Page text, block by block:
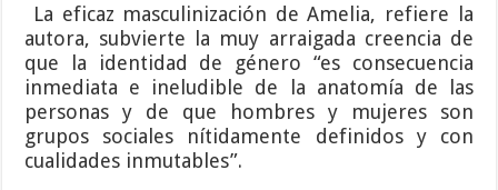
La eficaz masculinización de Amelia, refiere la
autora, subvierte la muy arraigada creencia de
que la identidad de género “es consecuencia
inmediata e ineludible de la anatomía de las
personas y de que hombres y mujeres son
grupos sociales nítidamente definidos y con
cualidades inmutables”.